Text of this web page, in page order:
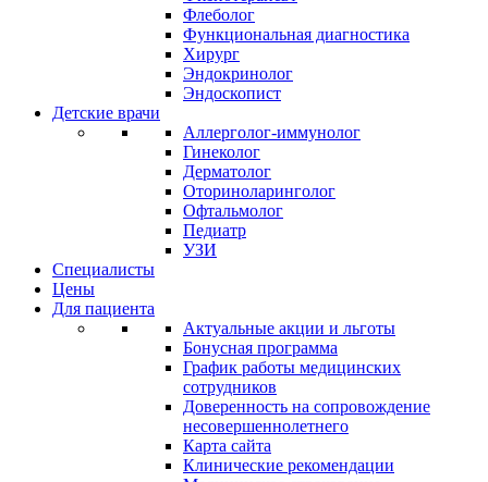
Флеболог
Функциональная диагностика
Хирург
Эндокринолог
Эндоскопист
Детские врачи
Аллерголог-иммунолог
Гинеколог
Дерматолог
Оториноларинголог
Офтальмолог
Педиатр
УЗИ
Специалисты
Цены
Для пациента
Актуальные акции и льготы
Бонусная программа
График работы медицинских
сотрудников
Доверенность на сопровождение
несовершеннолетнего
Карта сайта
Клинические рекомендации